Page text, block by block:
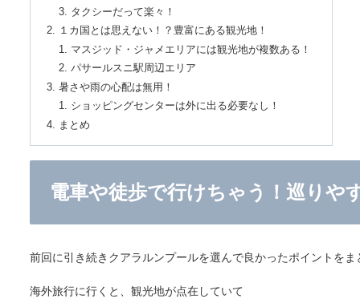
タクシーだって楽々！
１カ国とは思えない！？豊富にある観光地！
マスジッド・ジャメエリアには観光地が複数ある！
パサールスニ駅周辺エリア
暑さや雨の心配は無用！
ショッピングセンターは外に出る必要なし！
まとめ
電車や徒歩で行けちゃう！巡りや
前回に引き続きクアラルンプールを選んで良かったポイントをま
海外旅行に行くと、観光地が点在していて